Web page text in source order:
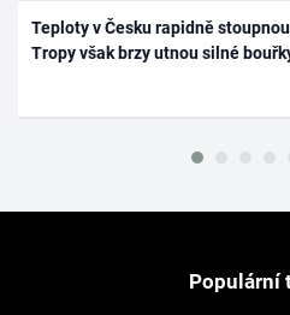
Teploty v Česku rapidně
Tropy však brzy utnou silné
Populární